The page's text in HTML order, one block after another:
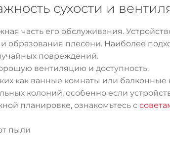
сухости и
часть его обслуживания.
образования плесени. Наиболее
повреждений.
вентиляцию и доступность.
как ванные комнаты или
колоний, особенно если
планировке, ознакомьтесь с
пыли